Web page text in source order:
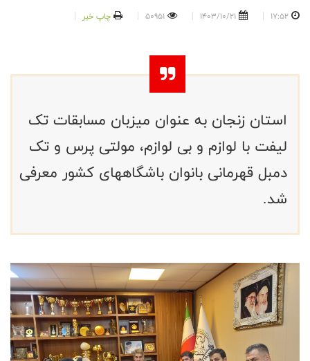
17:52
1403/10/21
50951 چاپ خبر
استان زنجان به عنوان میزبان مسابقات تک
لیفت با لوازم و بی لوازم، مولتی پرس و تک
دمبل قهرمانی بانوان باشگاههای کشور معرفی
شد.